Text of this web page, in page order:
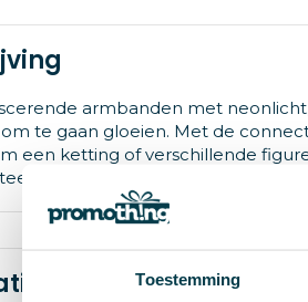
Toestemming
armbanden met
te gaan gloeien. Met de
een ​​ketting of verschillende
in dozen van 100 stuks per